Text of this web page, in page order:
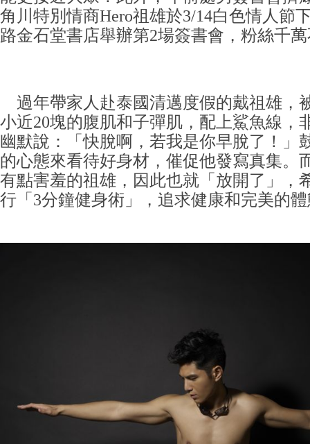
角川特別情商Hero祖雄於3/14白色情人節
路金石堂書店舉辦第2場簽書會，粉絲千
過年帶家人赴泰國清邁度假的戴祖雄，
小近20塊的腹肌和子彈肌，配上鯊魚線，
幽默說：「快脫啊，若我是你早脫了！」
的心態來看待好身材，催促他發寫真集。
有點害羞的祖雄，因此也就「放開了」，
行「3分鐘健身術」，追求健康和完美的